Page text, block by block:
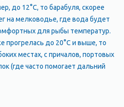
до 12°С, то барабуля, скорее
на мелководье, где вода будет
для рыбы температур.
прогрелась до 20°С и выше, то
местах, с причалов, портовых
(где часто помогает дальний